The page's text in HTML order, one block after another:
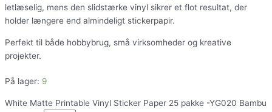
letlæselig, mens den slidstærke vinyl sikrer et flot resultat, der
holder længere end almindeligt stickerpapir.
Perfekt til både hobbybrug, små virksomheder og kreative
projekter.
På lager: 9
White Matte Printable Vinyl Sticker Paper 25 pakke -YG020 Bambu